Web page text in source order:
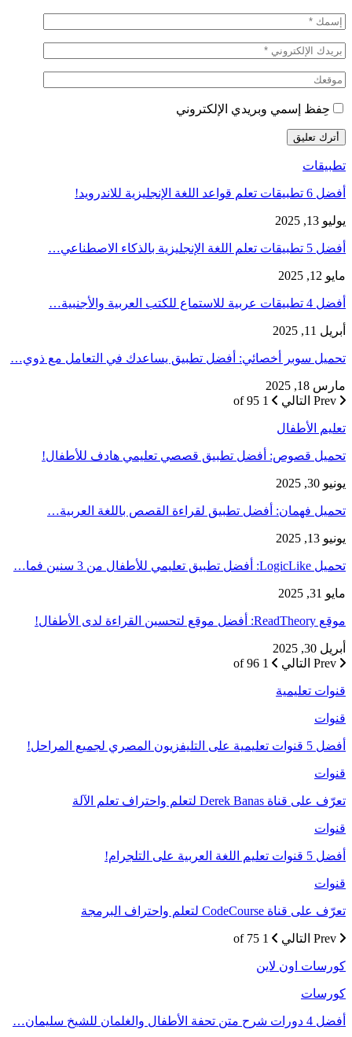
حِفظ إسمي وبريدي الإلكتروني
تطبيقات
أفضل 6 تطبيقات تعلم قواعد اللغة الإنجليزية للاندرويد!
يوليو 13, 2025
أفضل 5 تطبيقات تعلم اللغة الإنجليزية بالذكاء الاصطناعي…
مايو 12, 2025
أفضل 4 تطبيقات عربية للاستماع للكتب العربية والأجنبية…
أبريل 11, 2025
تحميل سوبر أخصائي: أفضل تطبيق يساعدك في التعامل مع ذوي…
مارس 18, 2025
التالي 1 of 95
تعليم الأطفال
تحميل قصوص: أفضل تطبيق قصصي تعليمي هادف للأطفال!
يونيو 30, 2025
تحميل فهمان: أفضل تطبيق لقراءة القصص باللغة العربية…
يونيو 13, 2025
تحميل LogicLike: أفضل تطبيق تعليمي للأطفال من 3 سنين فما…
مايو 31, 2025
موقع ReadTheory: أفضل موقع لتحسين القراءة لدى الأطفال!
أبريل 30, 2025
التالي 1 of 96
قنوات تعليمية
قنوات
أفضل 5 قنوات تعليمية على التليفزيون المصري لجميع المراحل!
قنوات
تعرّف على قناة Derek Banas لتعلم واحتراف تعلم الآلة
قنوات
أفضل 5 قنوات تعليم اللغة العربية على التلجرام!
قنوات
تعرّف على قناة CodeCourse لتعلم واحتراف البرمجة
التالي 1 of 75
كورسات اون لاين
كورسات
أفضل 4 دورات شرح متن تحفة الأطفال والغلمان للشيخ سليمان…